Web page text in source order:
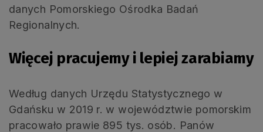
danych Pomorskiego Ośrodka Badań
Regionalnych.
Więcej pracujemy i lepiej zarabiamy
Według danych Urzędu Statystycznego w
Gdańsku w 2019 r. w województwie pomorskim
pracowało prawie 895 tys. osób. Panów